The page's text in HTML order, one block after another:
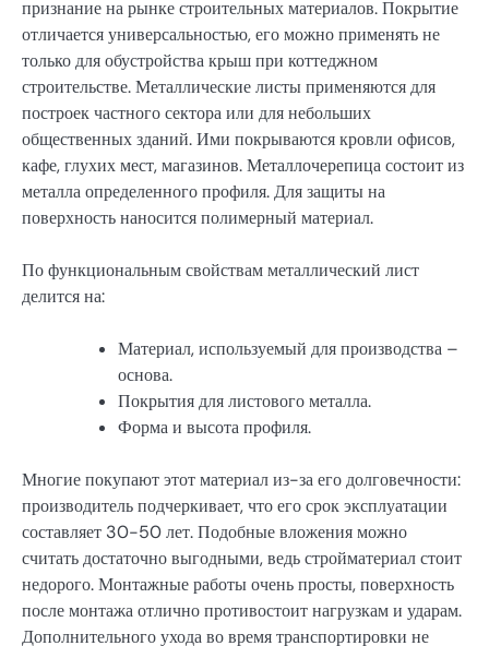
признание на рынке строительных материалов. Покрытие
отличается универсальностью, его можно применять не
только для обустройства крыш при коттеджном
строительстве. Металлические листы применяются для
построек частного сектора или для небольших
общественных зданий. Ими покрываются кровли офисов,
кафе, глухих мест, магазинов. Металлочерепица состоит из
металла определенного профиля. Для защиты на
поверхность наносится полимерный материал.
По функциональным свойствам металлический лист
делится на:
Материал, используемый для производства –
основа.
Покрытия для листового металла.
Форма и высота профиля.
Многие покупают этот материал из-за его долговечности:
производитель подчеркивает, что его срок эксплуатации
составляет 30-50 лет. Подобные вложения можно
считать достаточно выгодными, ведь стройматериал стоит
недорого. Монтажные работы очень просты, поверхность
после монтажа отлично противостоит нагрузкам и ударам.
Дополнительного ухода во время транспортировки не